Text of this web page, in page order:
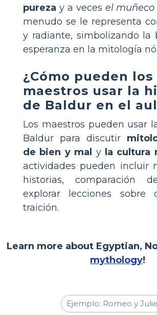
pureza y a veces el
menudo se le representa
y radiante, simbolizando la
esperanza en la mitología
¿Cómo pueden los
maestros usar la
de Baldur en el
Los maestros pueden usar
Baldur para discutir
de bien y mal
y la cultura
actividades pueden incluir
historias, comparación
explorar lecciones sobre
traición.
Learn more about Egyptian,
mythology!